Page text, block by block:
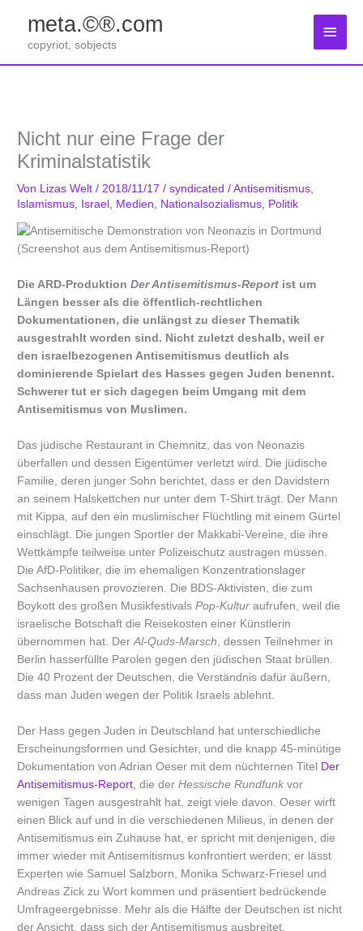
springen
meta.©®.com
copyriot, sobjects
Nicht nur eine Frage der
Kriminalstatistik
Von Lizas Welt/ 2018/11/17/syndicated /Antisemitismus
Islamismus Israel Medien Nationalsozialismus Politik
Die ARD-ProduktionDer Antisemitismus-Report ist um
Längen besser als die öffentlich-rechtlichen
Dokumentationen, die unlängst zu dieser Thematik
ausgestrahlt worden sind. Nicht zuletzt deshalb, weil er
den israelbezogenen Antisemitismus deutlich als
dominierende Spielart des Hasses gegen Juden benennt.
Schwerer tut er sich dagegen beim Umgang mit dem
Antisemitismus von Muslimen.
Das jüdische Restaurant in Chemnitz, das von Neonazis
überfallen und dessen Eigentümer verletzt wird. Die jüdische
Familie, deren junger Sohn berichtet, dass er den Davidstern
an seinem Halskettchen nur unter dem T-Shirt trägt. Der Mann
mit Kippa, auf den ein muslimischer Flüchtling mit einem Gürtel
einschlägt. Die jungen Sportler der Makkabi-Vereine, die ihre
Wettkämpfe teilweise unter Polizeischutz austragen müssen.
Die AfD-Politiker, die im ehemaligen Konzentrationslager
Sachsenhausen provozieren. Die BDS-Aktivisten, die zum
Boykott des großen MusikfestivalsPop-Kultur aufrufen, weil die
israelische Botschaft die Reisekosten einer Künstlerin
übernommen hat. DerAl-Quds-Marsch, dessen Teilnehmer in
Berlin hasserfüllte Parolen gegen den jüdischen Staat brüllen.
Die 40 Prozent der Deutschen, die Verständnis dafür äußern,
dass man Juden wegen der Politik Israels ablehnt.
Der Hass gegen Juden in Deutschland hat unterschiedliche
Erscheinungsformen und Gesichter, und die knapp 45-minütige
Dokumentation von Adrian Oeser mit dem nüchternen Titel
Der
Antisemitismus-Report , die derHessische Rundfunk vor
wenigen Tagen ausgestrahlt hat, zeigt viele davon. Oeser wirft
einen Blick auf und in die verschiedenen Milieus, in denen der
Antisemitismus ein Zuhause hat, er spricht mit denjenigen, die
immer wieder mit Antisemitismus konfrontiert werden; er lässt
Experten wie Samuel Salzborn, Monika Schwarz-Friesel und
Andreas Zick zu Wort kommen und präsentiert bedrückende
Umfrageergebnisse. Mehr als die Hälfte der Deutschen ist nicht
der Ansicht, dass sich der Antisemitismus ausbreitet,